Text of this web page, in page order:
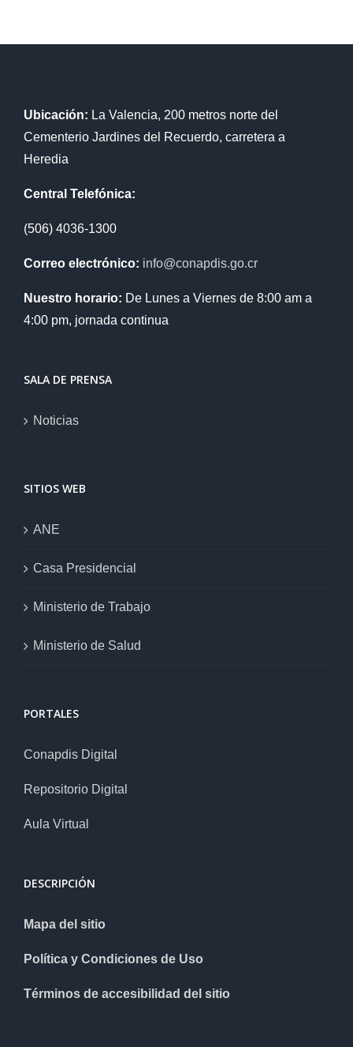
Ubicación: La Valencia, 200 metros norte del
Cementerio Jardines del Recuerdo, carretera a
Heredia
Central Telefónica:
(506) 4036-1300
Correo electrónico: info@conapdis.go.cr
Nuestro horario: De Lunes a Viernes de 8:00 am a
4:00 pm, jornada continua
SALA DE PRENSA
Noticias
SITIOS WEB
ANE
Casa Presidencial
Ministerio de Trabajo
Ministerio de Salud
PORTALES
Conapdis Digital
Repositorio Digital
Aula Virtual
DESCRIPCIÓN
Mapa del sitio
Política y Condiciones de Uso
Términos de accesibilidad del sitio